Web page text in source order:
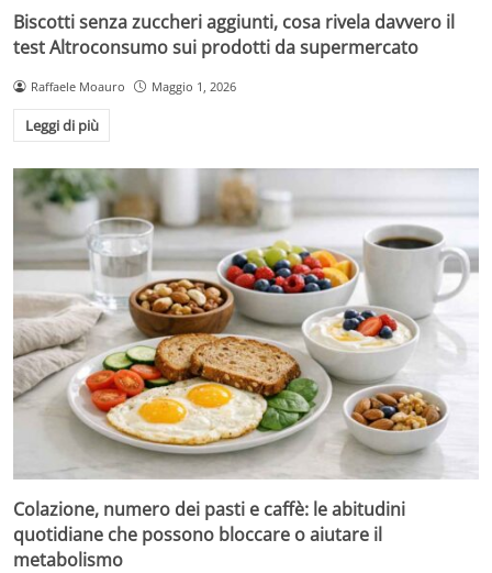
Biscotti senza zuccheri aggiunti, cosa rivela davvero il
test Altroconsumo sui prodotti da supermercato
Raffaele Moauro Maggio 1, 2026
Leggi di più
Colazione, numero dei pasti e caffè: le abitudini
quotidiane che possono bloccare o aiutare il
metabolismo